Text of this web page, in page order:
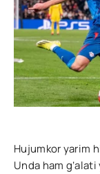
Hujumkor yarim
Unda ham